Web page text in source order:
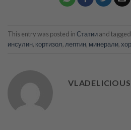
This entry was posted inСтатииand tagged
инсулин, кортизол,лептин, минерали,
VLADELICIOUS